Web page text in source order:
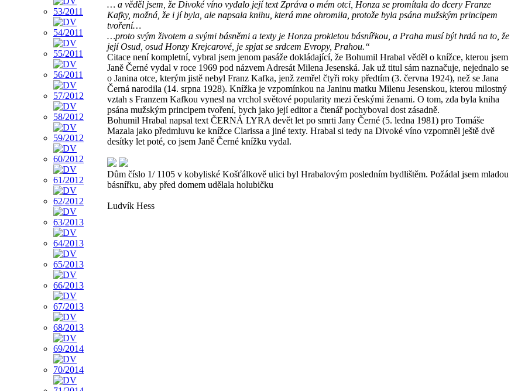
… a věděl jsem, že Divoké víno vydalo její text Zpráva o mém otci, Honza se promítala do dcery Franze
Kafky, možná, že i jí byla, ale napsala knihu, která mne ohromila, protože byla psána mužským principem
tvoření…
…proto svým životem a svými básněmi a texty je Honza prokletou básnířkou, a Praha musí být hrdá na to, že
její Osud, osud Honzy Krejcarové, je spjat se srdcem Evropy, Prahou.“
Citace není kompletní, vybral jsem jenom pasáže dokládající, že Bohumil Hrabal věděl o knížce, kterou jsem
Janě Černé vydal v roce 1969 pod názvem Adresát Milena Jesenská. Jak už titul sám naznačuje, nejednalo se
o Janina otce, kterým jistě nebyl Franz Kafka, jenž zemřel čtyři roky předtím (3. června 1924), než se Jana
Černá narodila (14. srpna 1928). Knížka je vzpomínkou na Janinu matku Milenu Jesenskou, kterou milostný
vztah s Franzem Kafkou vynesl na vrchol světové popularity mezi českými ženami. O tom, zda byla kniha
psána mužským principem tvoření, bych jako její editor a čtenář pochyboval dost zásadně.
Bohumil Hrabal napsal text ČERNÁ LYRA devět let po smrti Jany Černé (5. ledna 1981) pro Tomáše
Mazala jako předmluvu ke knížce Clarissa a jiné texty. Hrabal si tedy na Divoké víno vzpomněl ještě dvě
desítky let poté, co jsem Janě Černé knížku vydal.
Dům číslo 1/ 1105 v kobyliské Košťálkově ulici byl Hrabalovým posledním bydlištěm. Požádal jsem mladou
básnířku, aby před domem udělala holubičku
Ludvík Hess